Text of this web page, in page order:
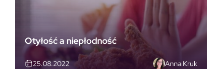
Otyłość a niepłodność
25.08.2022 Anna Kruk